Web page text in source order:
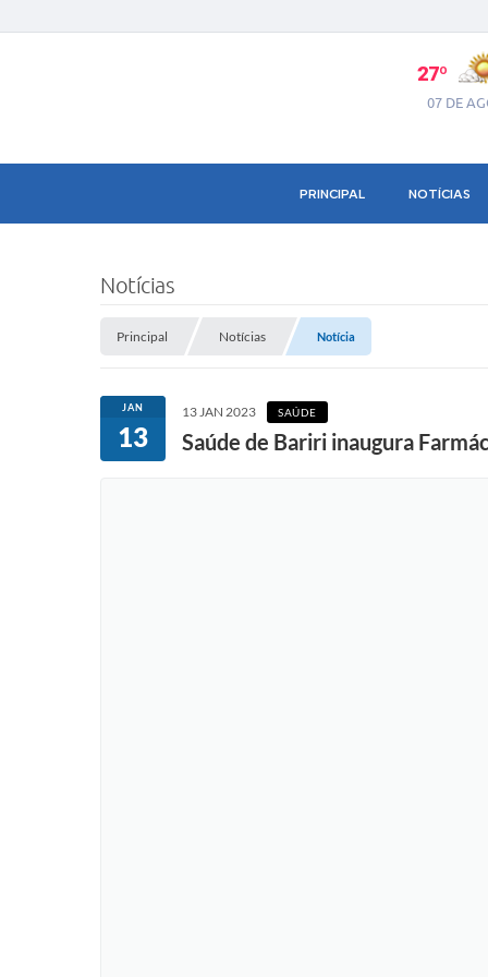
27º
07 DE
PRINCIPAL NOTÍCIAS
Notícias
Principal Notícias Notícia
JAN
13
13 JAN 2023 SAÚDE
Saúde de Bariri inaugura